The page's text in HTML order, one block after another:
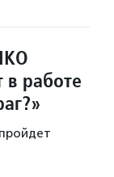
в работе